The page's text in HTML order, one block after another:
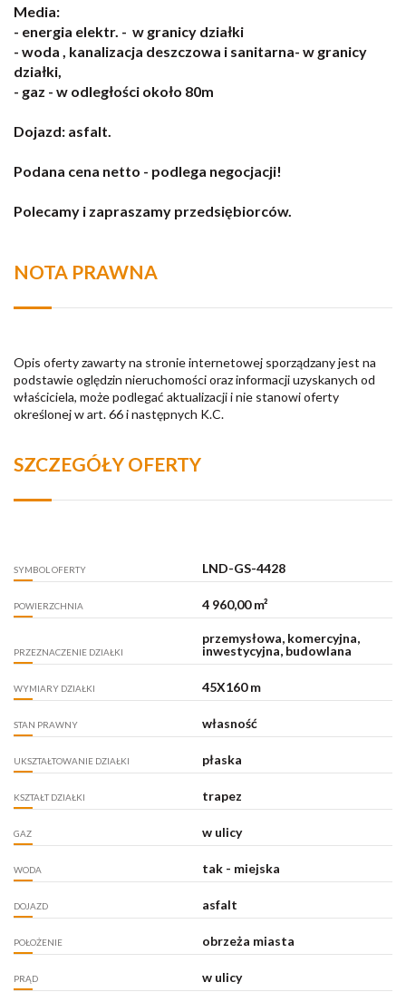
Media:
- energia elektr. - w granicy działki
- woda , kanalizacja deszczowa i sanitarna- w granicy
działki,
- gaz - w odległości około 80m
Dojazd: asfalt.
Podana cena netto - podlega negocjacji!
Polecamy i zapraszamy przedsiębiorców.
NOTA PRAWNA
Opis oferty zawarty na stronie internetowej sporządzany jest na
podstawie oględzin nieruchomości oraz informacji uzyskanych od
właściciela, może podlegać aktualizacji i nie stanowi oferty
określonej w art. 66 i następnych K.C.
SZCZEGÓŁY OFERTY
SYMBOL OFERTY LND-GS-4428
POWIERZCHNIA 4 960,00 m²
PRZEZNACZENIE DZIAŁKI
przemysłowa, komercyjna,
inwestycyjna, budowlana
WYMIARY DZIAŁKI 45X160 m
STAN PRAWNY własność
UKSZTAŁTOWANIE DZIAŁKI płaska
KSZTAŁT DZIAŁKI trapez
GAZ w ulicy
WODA tak - miejska
DOJAZD asfalt
POŁOŻENIE obrzeża miasta
PRĄD w ulicy